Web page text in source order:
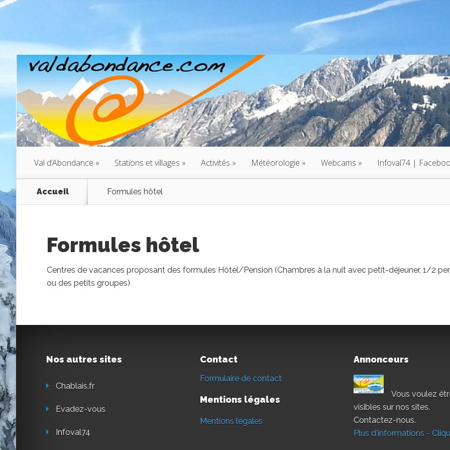
Val d’Abondance » Stations et villages » Activités » Météorologie » Webcams » Infoval74 |
Accueil Formules hôtel
Formules hôtel
Centres de vacances proposant des formules Hôtel/Pension (Chambres à la nuit avec petit-déjeuner, 1/2
ou des petits groupes)
Nos autres sites
Chablais.fr
Evadez-vous
Infoval74
Contact
Formulaire de contact
Mentions légales
Mentions légales
Annonceurs
Vous voulez
visibles sur nos sites.
Contactez-nous.
Plus d'informations -